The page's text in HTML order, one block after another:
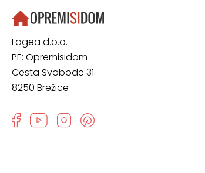
Lagea d.o.o.
PE: Opremisidom
Cesta Svobode 31
8250 Brežice